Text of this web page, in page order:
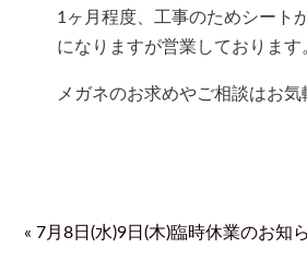
1ヶ月程度、工事のためシート
になりますが営業しております
メガネのお求めやご相談はお気
« 7月8日(水)9日(木)臨時休業のお知